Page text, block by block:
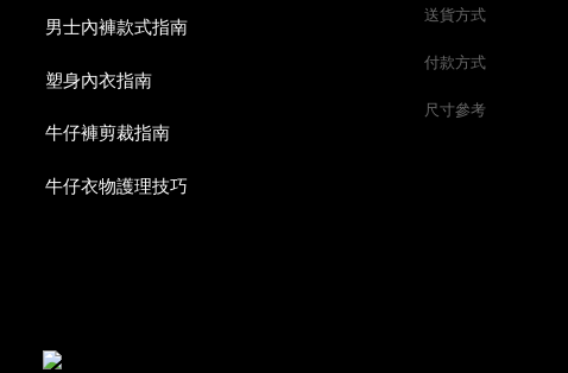
送貨方式
付款方式
尺寸參考
男士內褲款式指南
塑身內衣指南
牛仔褲剪裁指南
牛仔衣物護理技巧